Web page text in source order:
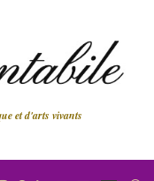
et d'arts vivants